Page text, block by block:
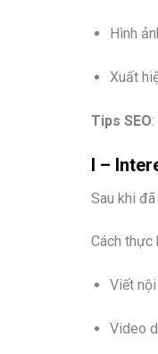
Hình
Xuất
Tips SEO
I –
Sau khi
Cách thực
Viết
Video